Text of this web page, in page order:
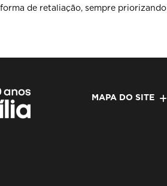
de retaliação, sempre priorizando
MAPA DO SITE